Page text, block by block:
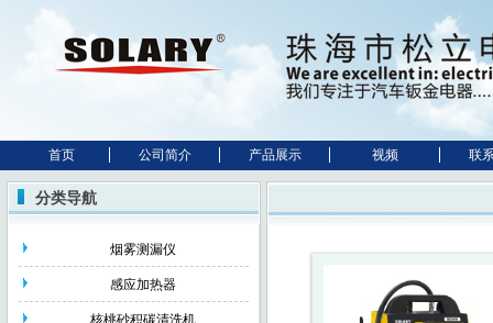
首页 公司简介 产品展示 视频 联
分类导航
烟雾测漏仪
感应加热器
核桃砂积碳清洗机